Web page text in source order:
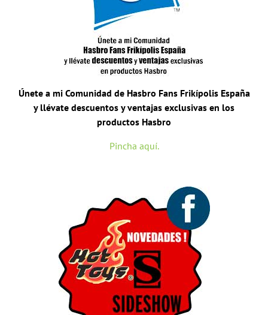
Únete a mi Comunidad de Hasbro Fans Frikípolis España
y llévate descuentos y ventajas exclusivas en los
productos Hasbro
Pincha aquí.